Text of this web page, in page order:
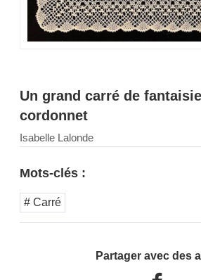
Un grand carré de
cordonnet
Isabelle Lalonde
Mots-clés :
# Carré
Partager avec des